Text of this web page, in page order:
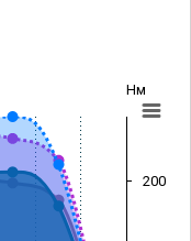
Нм
200